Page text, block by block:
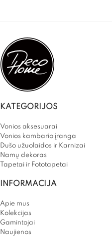
KATEGORIJOS
Vonios aksesuarai
Vonios kambario įranga
Dušo užuolaidos ir Karnizai
Namų dekoras
Tapetai ir Fototapetai
INFORMACIJA
Apie mus
Kolekcijas
Gamintojai
Naujienos